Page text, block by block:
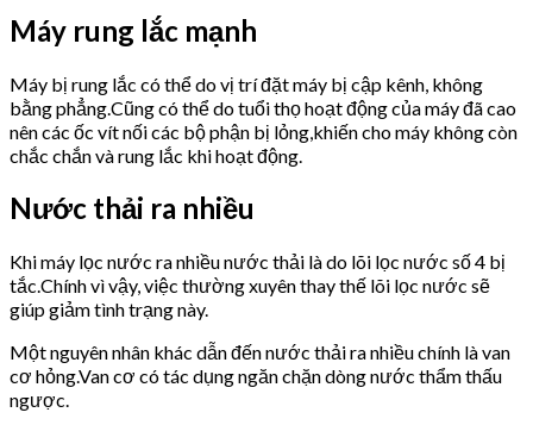
Máy rung lắc mạnh
Máy bị rung lắc có thể do vị trí đặt máy bị cập kênh, không
bằng phẳng.Cũng có thể do tuổi thọ hoạt động của máy đã cao
nên các ốc vít nối các bộ phận bị lỏng,khiến cho máy không còn
chắc chắn và rung lắc khi hoạt động.
Nước thải ra nhiều
Khi máy lọc nước ra nhiều nước thải là do lõi lọc nước số 4 bị
tắc.Chính vì vậy, việc thường xuyên thay thế lõi lọc nước sẽ
giúp giảm tình trạng này.
Một nguyên nhân khác dẫn đến nước thải ra nhiều chính là van
cơ hỏng.Van cơ có tác dụng ngăn chặn dòng nước thẩm thấu
ngược.